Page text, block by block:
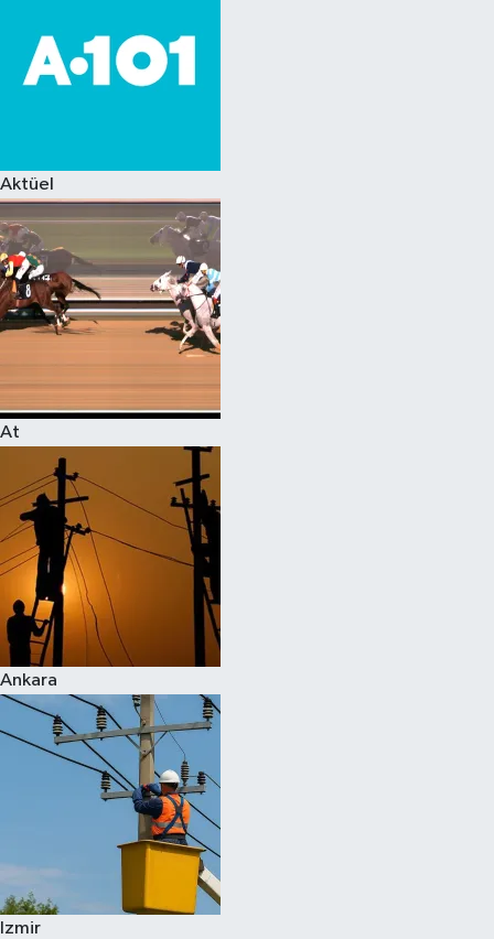
Aktüel
At
Ankara
Izmir